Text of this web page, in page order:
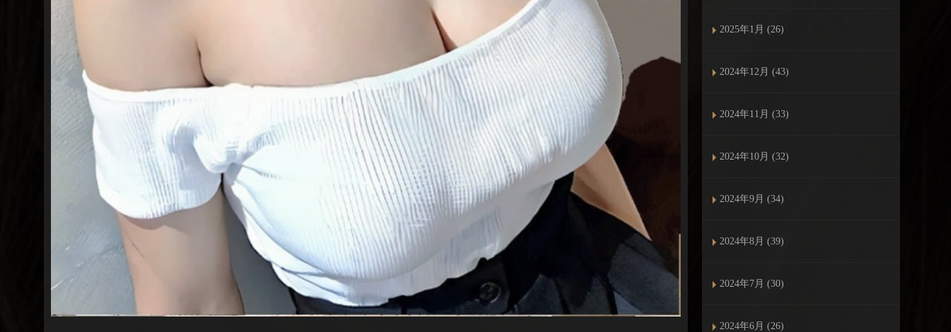
2025年1月 (26)
2024年12月 (43)
2024年11月 (33)
2024年10月 (32)
2024年9月 (34)
2024年8月 (39)
2024年7月 (30)
2024年6月 (26)